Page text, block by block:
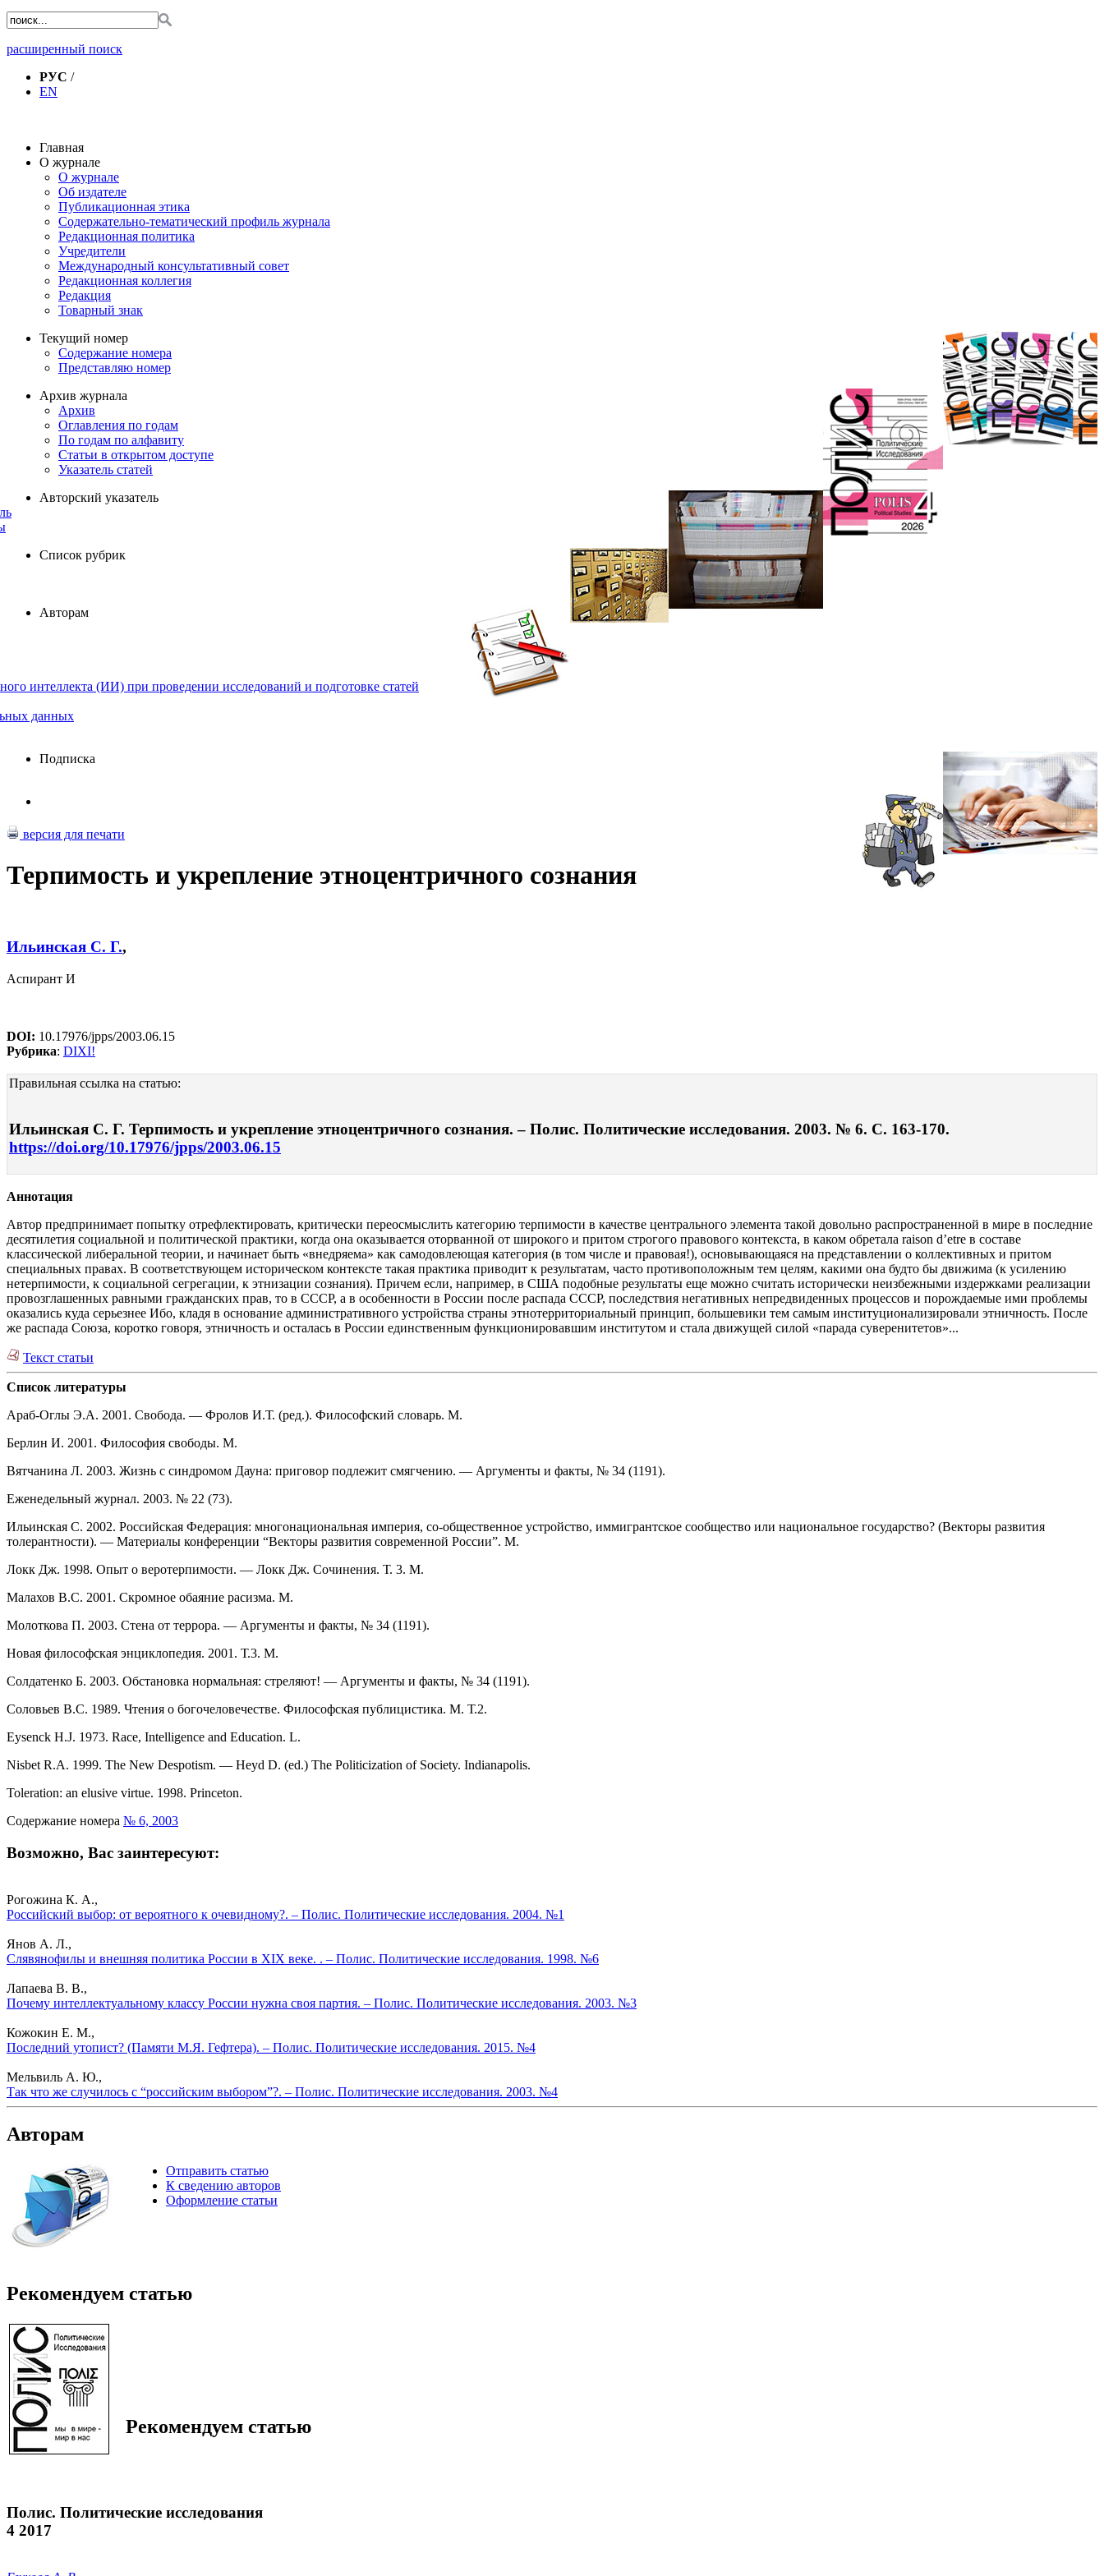
расширенный поиск
РУС /
EN
Главная
О журнале
О журнале
Об издателе
Публикационная этика
Содержательно-тематический профиль журнала
Редакционная политика
Учредители
Международный консультативный совет
Редакционная коллегия
Редакция
Товарный знак
Текущий номер
Содержание номера
Представляю номер
Архив журнала
Архив
Оглавления по годам
По годам по алфавиту
Статьи в открытом доступе
Указатель статей
Авторский указатель
Список рубрик
Авторам
интеллекта (ИИ) при проведении исследований и подготовке статей
данных
Подписка
версия для печати
Терпимость и укрепление этноцентричного сознания
Ильинская С. Г.,
Аспирант И
DOI: 10.17976/jpps/2003.06.15
Рубрика: DIXI!
Правильная ссылка на статью:
Ильинская С. Г. Терпимость и укрепление этноцентричного сознания. – Полис. Политические исследования. 2003. № 6. С. 163-170.
https://doi.org/10.17976/jpps/2003.06.15
Аннотация
Автор предпринимает попытку отрефлектировать, критически переосмыслить категорию терпимости в качестве центрального элемента такой довольно распространенной в мире в последние
десятилетия социальной и политической практики, когда она оказывается оторванной от широкого и притом строгого правового контекста, в каком обретала raison d’etre в составе
классической либеральной теории, и начинает быть «внедряема» как самодовлеющая категория (в том числе и правовая!), основывающаяся на представлении о коллективных и притом
специальных правах. В соответствующем историческом контексте такая практика приводит к результатам, часто противоположным тем целям, какими она будто бы движима (к усилению
нетерпимости, к социальной сегрегации, к этнизации сознания). Причем если, например, в США подобные результаты еще можно считать исторически неизбежными издержками реализации
провозглашенных равными гражданских прав, то в СССР, а в особенности в России после распада СССР, последствия негативных непредвиденных процессов и порождаемые ими проблемы
оказались куда серьезнее Ибо, кладя в основание административного устройства страны этнотерриториальный принцип, большевики тем самым институционализировали этничность. После
же распада Союза, коротко говоря, этничность и осталась в России единственным функционировавшим институтом и стала движущей силой «парада суверенитетов»...
Текст статьи
Список литературы
Араб-Оглы Э.А. 2001. Свобода. — Фролов И.Т. (ред.). Философский словарь. М.
Берлин И. 2001. Философия свободы. М.
Вятчанина Л. 2003. Жизнь с синдромом Дауна: приговор подлежит смягчению. — Аргументы и факты, № 34 (1191).
Еженедельный журнал. 2003. № 22 (73).
Ильинская С. 2002. Российская Федерация: многонациональная империя, со-общественное устройство, иммигрантское сообщество или национальное государство? (Векторы развития
толерантности). — Материалы конференции “Векторы развития современной России”. М.
Локк Дж. 1998. Опыт о веротерпимости. — Локк Дж. Сочинения. Т. 3. М.
Малахов В.С. 2001. Скромное обаяние расизма. М.
Молоткова П. 2003. Стена от террора. — Аргументы и факты, № 34 (1191).
Новая философская энциклопедия. 2001. Т.3. М.
Солдатенко Б. 2003. Обстановка нормальная: стреляют! — Аргументы и факты, № 34 (1191).
Соловьев В.С. 1989. Чтения о богочеловечестве. Философская публицистика. М. Т.2.
Eysenck H.J. 1973. Race, Intelligence and Education. L.
Nisbet R.A. 1999. The New Despotism. — Heyd D. (ed.) The Politicization of Society. Indianapolis.
Toleration: an elusive virtue. 1998. Princeton.
Содержание номера № 6, 2003
Возможно, Вас заинтересуют:
Рогожина К. А.,
Российский выбор: от вероятного к очевидному?. – Полис. Политические исследования. 2004. №1
Янов А. Л.,
Слявянофилы и внешняя политика России в XIX веке. . – Полис. Политические исследования. 1998. №6
Лапаева В. В.,
Почему интеллектуальному классу России нужна своя партия. – Полис. Политические исследования. 2003. №3
Кожокин Е. М.,
Последний утопист? (Памяти М.Я. Гефтера). – Полис. Политические исследования. 2015. №4
Мельвиль А. Ю.,
Так что же случилось с “российским выбором”?. – Полис. Политические исследования. 2003. №4
Авторам
Отправить статью
К сведению авторов
Оформление статьи
Рекомендуем статью
Рекомендуем статью
Полис. Политические исследования
4 2017